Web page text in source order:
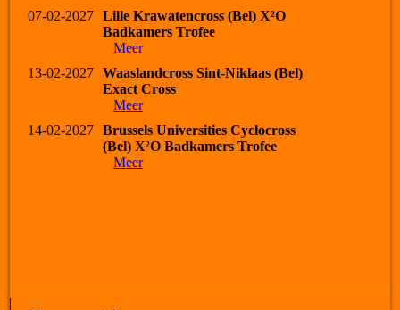
07-02-2027
Lille Krawatencross (Bel) X²O
Badkamers Trofee
Meer
13-02-2027
Waaslandcross Sint-Niklaas (Bel)
Exact Cross
Meer
14-02-2027
Brussels Universities Cyclocross
(Bel) X²O Badkamers Trofee
Meer